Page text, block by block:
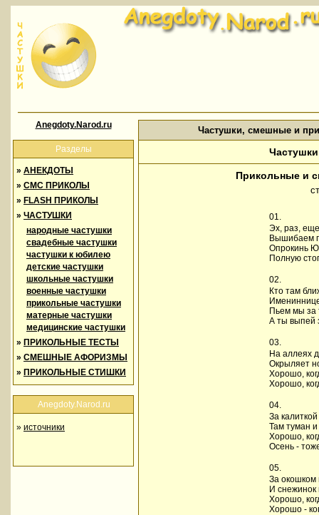
Anegdoty.Narod.ru
Разделы
» АНЕКДОТЫ
» СМС ПРИКОЛЫ
» FLASH ПРИКОЛЫ
» ЧАСТУШКИ
народные частушки
свадебные частушки
частушки к юбилею
детские частушки
школьные частушки
военные частушки
прикольные частушки
матерные частушки
медицинские частушки
» ПРИКОЛЬНЫЕ ТЕСТЫ
» СМЕШНЫЕ АФОРИЗМЫ
» ПРИКОЛЬНЫЕ СТИШКИ
Anegdoty.Narod.ru
» источники
Частушки, смешные и
Прикольные и
01.
Эх, раз,
Вышибаем
Опрокинь
Полную
02.
Кто там
Пьем мы за
А ты выпей
03.
На аллеях
Окрыляет
Хорошо,
Хорошо,
04.
За
Там туман
Хорошо,
Осень -
05.
За окошком
И снежинок
Хорошо,
Хорошо -